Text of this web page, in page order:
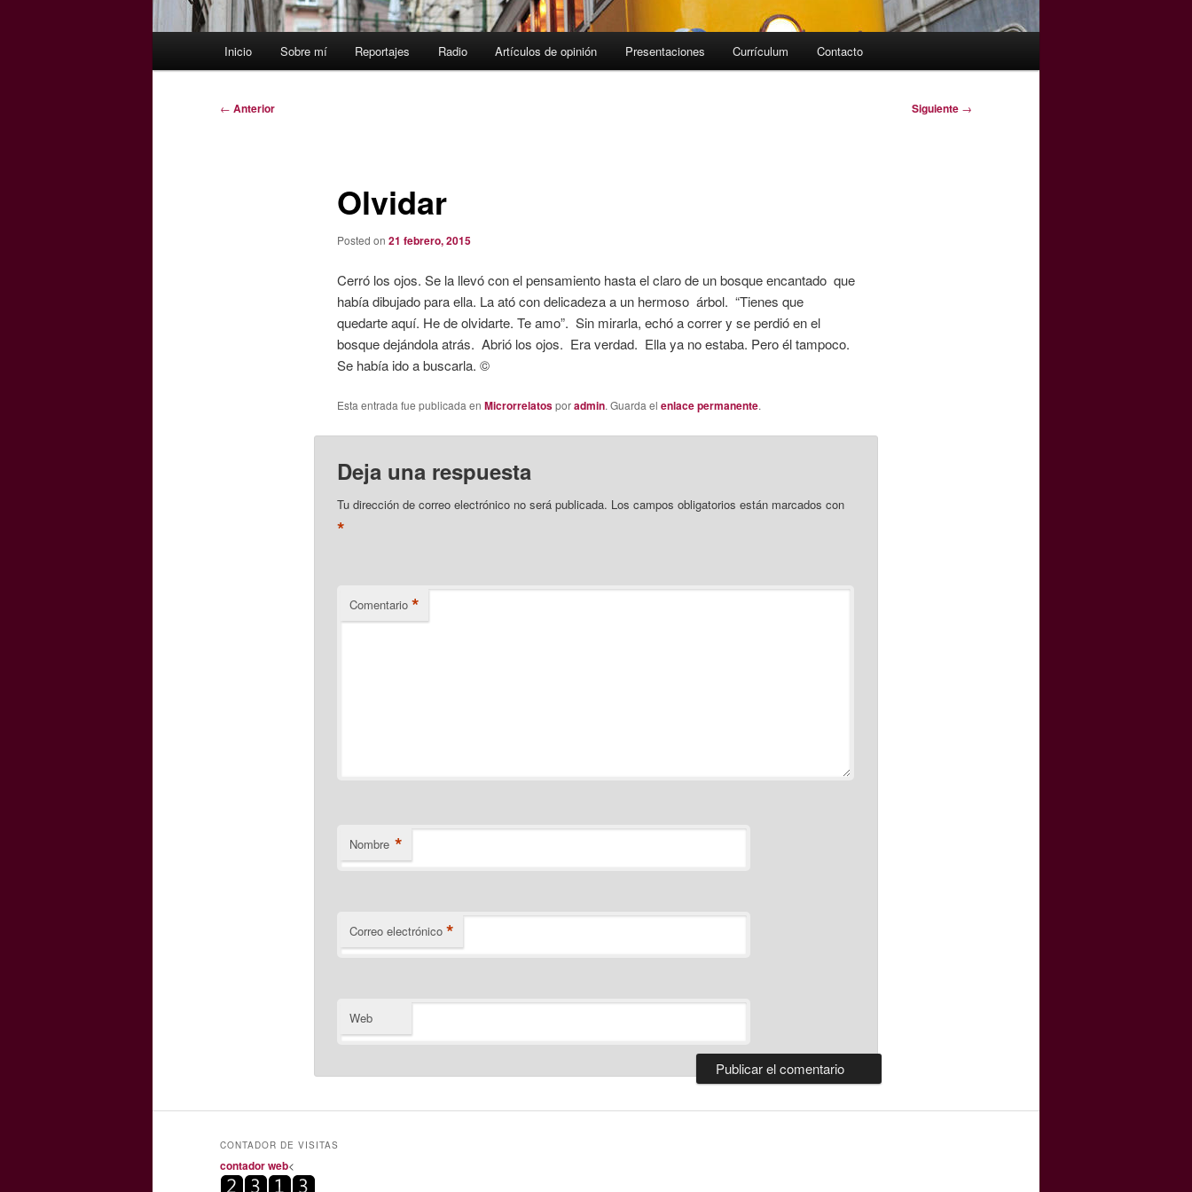
Inicio Sobre mí Reportajes Radio Artículos de opinión Presentaciones Currículum Contacto
Navegación
← Anterior Siguiente →
Olvidar
Posted on 21 febrero, 2015
Cerró los ojos. Se la llevó con el pensamiento hasta el claro de un bosque encantado que
había dibujado para ella. La ató con delicadeza a un hermoso árbol. “Tienes que
quedarte aquí. He de olvidarte. Te amo”. Sin mirarla, echó a correr y se perdió en el
bosque dejándola atrás. Abrió los ojos. Era verdad. Ella ya no estaba. Pero él tampoco.
Se había ido a buscarla. ©
Esta entrada fue publicada en Microrrelatosporadmin. Guarda el enlace permanente.
Deja una respuesta
Tu dirección de correo electrónico no será publicada. Los campos obligatorios están marcados con
*
Comentario *
Nombre *
Correo electrónico *
Web
CONTADOR DE VISITAS
contador web<